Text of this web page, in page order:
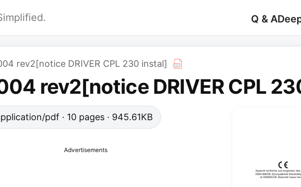
Q & A
rev2[notice DRIVER CPL 230 instal]
rev2[notice DRIVER CPL
pdf · 10 pages · 945.61KB
Advertisements